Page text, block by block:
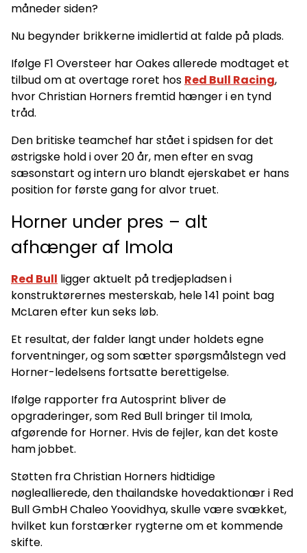
måneder siden?
Nu begynder brikkerne imidlertid at falde på plads.
Ifølge F1 Oversteer har Oakes allerede modtaget et
tilbud om at overtage roret hos Red Bull Racing,
hvor Christian Horners fremtid hænger i en tynd
tråd.
Den britiske teamchef har stået i spidsen for det
østrigske hold i over 20 år, men efter en svag
sæsonstart og intern uro blandt ejerskabet er hans
position for første gang for alvor truet.
Horner under pres – alt
afhænger af Imola
Red Bull ligger aktuelt på tredjepladsen i
konstruktørernes mesterskab, hele 141 point bag
McLaren efter kun seks løb.
Et resultat, der falder langt under holdets egne
forventninger, og som sætter spørgsmålstegn ved
Horner-ledelsens fortsatte berettigelse.
Ifølge rapporter fra Autosprint bliver de
opgraderinger, som Red Bull bringer til Imola,
afgørende for Horner. Hvis de fejler, kan det koste
ham jobbet.
Støtten fra Christian Horners hidtidige
nøgleallierede, den thailandske hovedaktionær i Red
Bull GmbH Chaleo Yoovidhya, skulle være svækket,
hvilket kun forstærker rygterne om et kommende
skifte.